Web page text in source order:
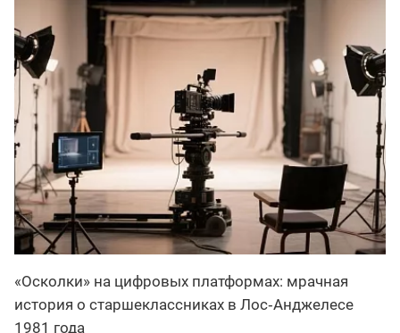
«Осколки» на цифровых платформах: мрачная
история о старшеклассниках в Лос‑Анджелесе
1981 года